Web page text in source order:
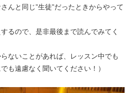
んと同じ”生徒”だったときからやって
るので、是非最後まで読んでみてく
ないことがあれば、レッスン中でも
も遠慮なく聞いてください！）